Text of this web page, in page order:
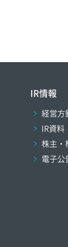
IR情報
経営方
IR資料
株主・
電子公